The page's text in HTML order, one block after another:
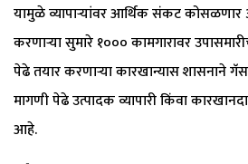
यामुळे व्यापाऱ्यांवर आर्थिक संकट
करणाऱ्या सुमारे १००० कामगारावर
पेढे तयार करणाऱ्या कारखान्यास शासनाने
मागणी पेढे उत्पादक व्यापारी किंवा
आहे.